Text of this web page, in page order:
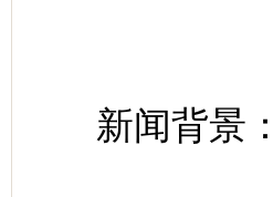
新闻背景：